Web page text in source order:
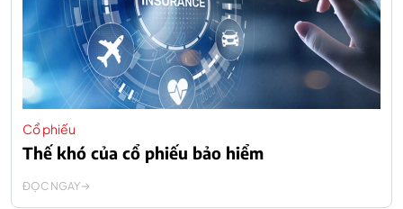
Cổ phiếu
Thế khó của cổ phiếu bảo hiểm
ĐỌC NGAY